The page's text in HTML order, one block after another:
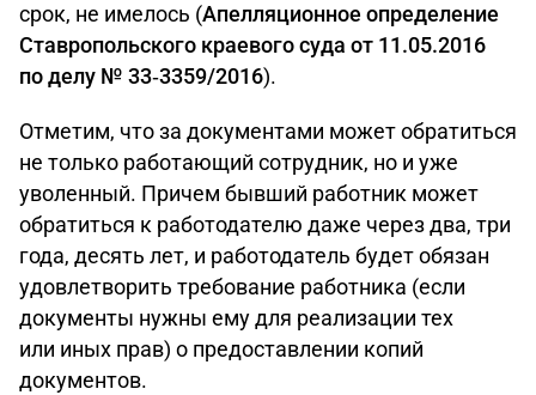
срок, не имелось (Апелляционное определение
Ставропольского краевого суда от 11.05.2016
по делу № 33‑3359/2016).
Отметим, что за документами может обратиться
не только работающий сотрудник, но и уже
уволенный. Причем бывший работник может
обратиться к работодателю даже через два, три
года, десять лет, и работодатель будет обязан
удовлетворить требование работника (если
документы нужны ему для реализации тех
или иных прав) о предоставлении копий
документов.